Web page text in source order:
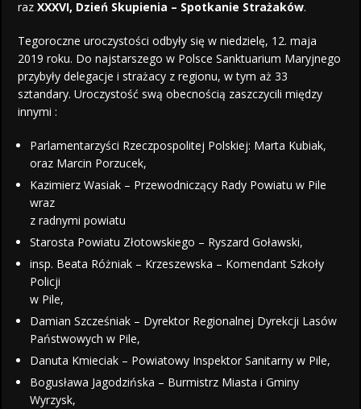
razXXXVI, Dzień Skupienia – Spotkanie Strażaków.
Tegoroczne uroczystości odbyły się w niedzielę, 12. maja
2019 roku. Do najstarszego w Polsce Sanktuarium Maryjnego
przybyły delegacje i strażacy z regionu, w tym aż 33
sztandary. Uroczystość swą obecnością zaszczycili między
innymi :
Parlamentarzyści Rzeczpospolitej Polskiej: Marta Kubiak,
oraz Marcin Porzucek,
Kazimierz Wasiak – Przewodniczący Rady Powiatu w Pile
wraz
z radnymi powiatu
Starosta Powiatu Złotowskiego – Ryszard Goławski,
insp. Beata Różniak – Krzeszewska – Komendant Szkoły
Policji
w Pile,
Damian Szcześniak – Dyrektor Regionalnej Dyrekcji Lasów
Państwowych w Pile,
Danuta Kmieciak – Powiatowy Inspektor Sanitarny w Pile,
Bogusława Jagodzińska – Burmistrz Miasta i Gminy
Wyrzysk,